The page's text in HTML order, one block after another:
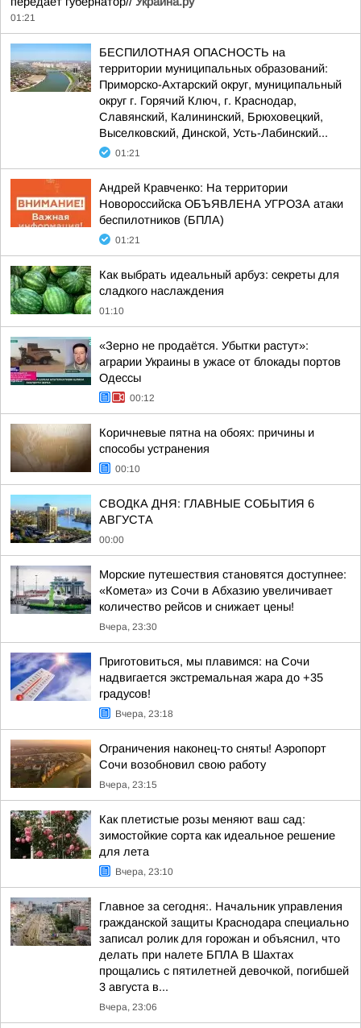
01:21
БЕСПИЛОТНАЯ ОПАСНОСТЬ на
территории муниципальных образований:
Приморско-Ахтарский округ, муниципальный
округ г. Горячий Ключ, г. Краснодар,
Славянский, Калининский, Брюховецкий,
Выселковский, Динской, Усть-Лабинский...
01:21
Андрей Кравченко: На территории
Новороссийска ОБЪЯВЛЕНА УГРОЗА атаки
беспилотников (БПЛА)
01:21
Как выбрать идеальный арбуз: секреты для
сладкого наслаждения
01:10
«Зерно не продаётся. Убытки растут»:
аграрии Украины в ужасе от блокады портов
Одессы
00:12
Коричневые пятна на обоях: причины и
способы устранения
00:10
СВОДКА ДНЯ: ГЛАВНЫЕ СОБЫТИЯ 6
АВГУСТА
00:00
Морские путешествия становятся доступнее:
«Комета» из Сочи в Абхазию увеличивает
количество рейсов и снижает цены!
Вчера, 23:30
Приготовиться, мы плавимся: на Сочи
надвигается экстремальная жара до +35
градусов!
Вчера, 23:18
Ограничения наконец-то сняты! Аэропорт
Сочи возобновил свою работу
Вчера, 23:15
Как плетистые розы меняют ваш сад:
зимостойкие сорта как идеальное решение
для лета
Вчера, 23:10
Главное за сегодня:. Начальник управления
гражданской защиты Краснодара специально
записал ролик для горожан и объяснил, что
делать при налете БПЛА В Шахтах
прощались с пятилетней девочкой, погибшей
3 августа в...
Вчера, 23:06